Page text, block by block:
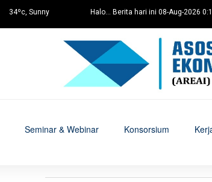
34ºc, Sunny Halo... Berita hari ini 08-Aug-2026
Seminar & Webinar Konsorsium